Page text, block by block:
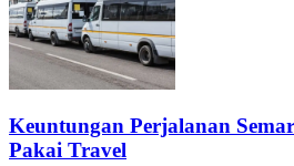
Keuntungan Perjalanan
Pakai Travel